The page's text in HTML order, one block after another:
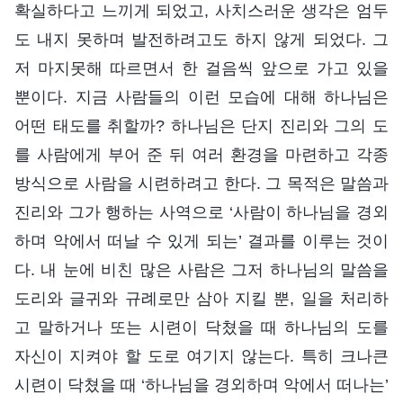
확실하다고 느끼게 되었고, 사치스러운 생각은 엄두
도 내지 못하며 발전하려고도 하지 않게 되었다. 그
저 마지못해 따르면서 한 걸음씩 앞으로 가고 있을
뿐이다. 지금 사람들의 이런 모습에 대해 하나님은
어떤 태도를 취할까? 하나님은 단지 진리와 그의 도
를 사람에게 부어 준 뒤 여러 환경을 마련하고 각종
방식으로 사람을 시련하려고 한다. 그 목적은 말씀과
진리와 그가 행하는 사역으로 ‘사람이 하나님을 경외
하며 악에서 떠날 수 있게 되는’ 결과를 이루는 것이
다. 내 눈에 비친 많은 사람은 그저 하나님의 말씀을
도리와 글귀와 규례로만 삼아 지킬 뿐, 일을 처리하
고 말하거나 또는 시련이 닥쳤을 때 하나님의 도를
자신이 지켜야 할 도로 여기지 않는다. 특히 크나큰
시련이 닥쳤을 때 ‘하나님을 경외하며 악에서 떠나는’